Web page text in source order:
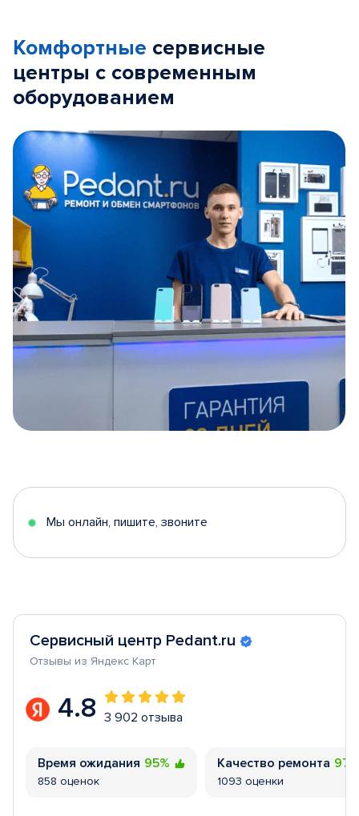
Комфортные сервисные
центры с современным
оборудованием
5
Мы онлайн, пишите, звоните
Сервисный центр Pedant.ru
Отзывы из Яндекс Карт
4.8 3 902 отзыва
Время ожидания 95%
858 оценок
Качество ремонта
1093 оценки